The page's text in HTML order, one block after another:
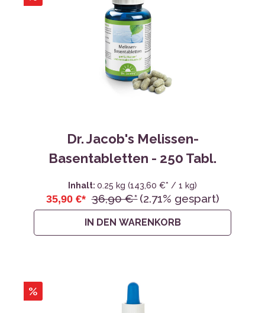
Dr. Jacob's Melissen-
Basentabletten - 250 Tabl.
Inhalt: 0.25 kg (143,60 €* / 1 kg)
35,90 €* 36,90 €* (2.71% gespart)
IN DEN WARENKORB
%